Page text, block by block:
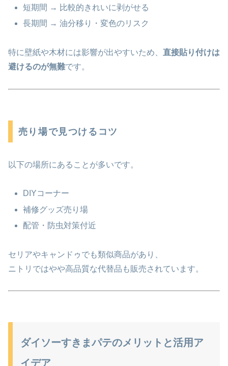
短期間 → 比較的きれいに剥がせる
長期間 → 油分移り・変色のリスク
特に壁紙や木材には影響が出やすいため、 直接貼り付けは
避けるのが無難です。
売り場で見つけるコツ
以下の場所にあることが多いです。
DIYコーナー
補修グッズ売り場
配管・防虫対策付近
セリアやキャンドゥ でも類似商品があり、
ニトリ ではやや高品質な代替品も販売されています。
ダイソーすきまパテのメリットと活用ア
イデア